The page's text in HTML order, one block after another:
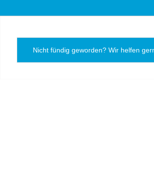
Nicht fündig geworden? Wir helfen